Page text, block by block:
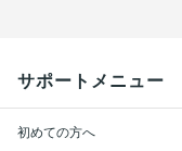
サポートメニュー
初めての方へ